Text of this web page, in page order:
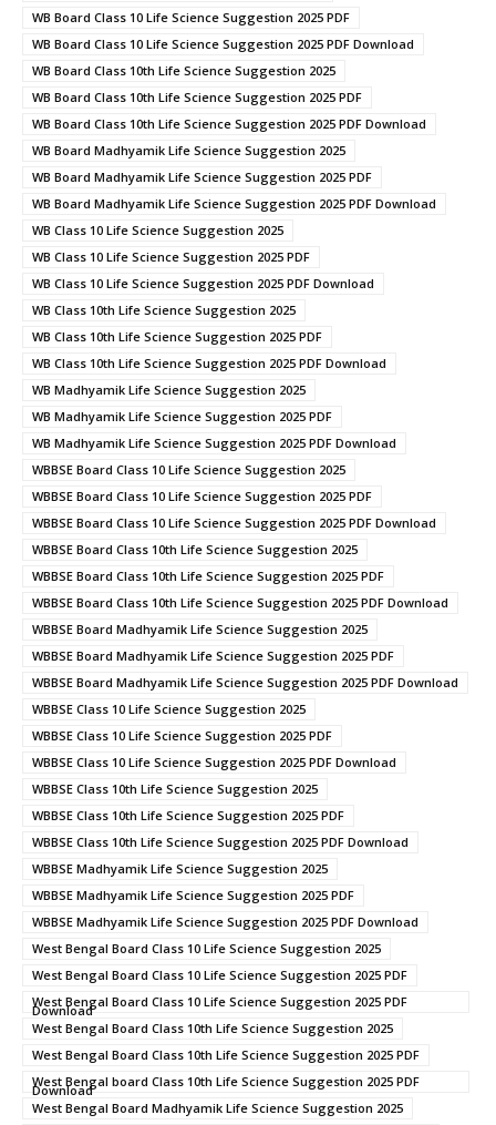
WB Board Class 10 Life Science Suggestion 2025 PDF
WB Board Class 10 Life Science Suggestion 2025 PDF Download
WB Board Class 10th Life Science Suggestion 2025
WB Board Class 10th Life Science Suggestion 2025 PDF
WB Board Class 10th Life Science Suggestion 2025 PDF Download
WB Board Madhyamik Life Science Suggestion 2025
WB Board Madhyamik Life Science Suggestion 2025 PDF
WB Board Madhyamik Life Science Suggestion 2025 PDF Download
WB Class 10 Life Science Suggestion 2025
WB Class 10 Life Science Suggestion 2025 PDF
WB Class 10 Life Science Suggestion 2025 PDF Download
WB Class 10th Life Science Suggestion 2025
WB Class 10th Life Science Suggestion 2025 PDF
WB Class 10th Life Science Suggestion 2025 PDF Download
WB Madhyamik Life Science Suggestion 2025
WB Madhyamik Life Science Suggestion 2025 PDF
WB Madhyamik Life Science Suggestion 2025 PDF Download
WBBSE Board Class 10 Life Science Suggestion 2025
WBBSE Board Class 10 Life Science Suggestion 2025 PDF
WBBSE Board Class 10 Life Science Suggestion 2025 PDF Download
WBBSE Board Class 10th Life Science Suggestion 2025
WBBSE Board Class 10th Life Science Suggestion 2025 PDF
WBBSE Board Class 10th Life Science Suggestion 2025 PDF Download
WBBSE Board Madhyamik Life Science Suggestion 2025
WBBSE Board Madhyamik Life Science Suggestion 2025 PDF
WBBSE Board Madhyamik Life Science Suggestion 2025 PDF Download
WBBSE Class 10 Life Science Suggestion 2025
WBBSE Class 10 Life Science Suggestion 2025 PDF
WBBSE Class 10 Life Science Suggestion 2025 PDF Download
WBBSE Class 10th Life Science Suggestion 2025
WBBSE Class 10th Life Science Suggestion 2025 PDF
WBBSE Class 10th Life Science Suggestion 2025 PDF Download
WBBSE Madhyamik Life Science Suggestion 2025
WBBSE Madhyamik Life Science Suggestion 2025 PDF
WBBSE Madhyamik Life Science Suggestion 2025 PDF Download
West Bengal Board Class 10 Life Science Suggestion 2025
West Bengal Board Class 10 Life Science Suggestion 2025 PDF
West Bengal Board Class 10 Life Science Suggestion 2025 PDF
Download
West Bengal Board Class 10th Life Science Suggestion 2025
West Bengal Board Class 10th Life Science Suggestion 2025 PDF
West Bengal board Class 10th Life Science Suggestion 2025 PDF
Download
West Bengal Board Madhyamik Life Science Suggestion 2025